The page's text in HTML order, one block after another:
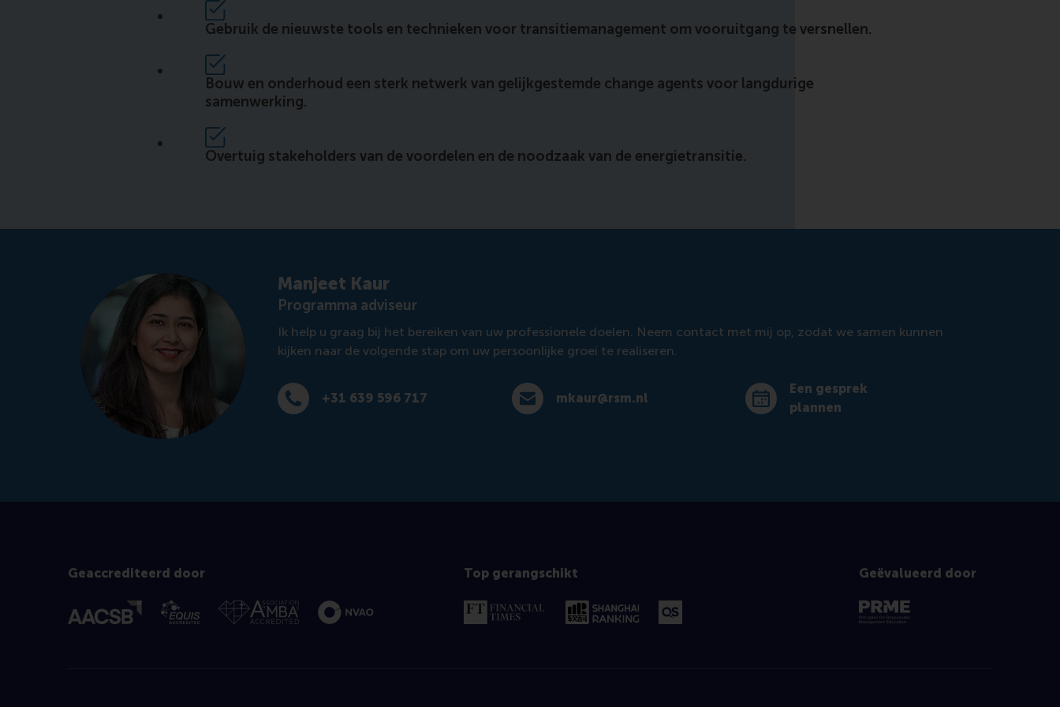
Gebruik de nieuwste tools en technieken voor transitiemanagement om vooruitgang te versnellen.
Bouw en onderhoud een sterk netwerk van gelijkgestemde change agents voor langdurige
samenwerking.
Overtuig stakeholders van de voordelen en de noodzaak van de energietransitie.
Manjeet Kaur
Programma adviseur
Ik help u graag bij het bereiken van uw professionele doelen. Neem contact met mij op, zodat we samen kunnen
kijken naar de volgende stap om uw persoonlijke groei te realiseren.
Bel +31 639 596 717
+31 639 596 717
E-mail mkaur@rsm.nl
mkaur@rsm.nl
Maak een afspraak
Een gesprek
plannen
Geaccrediteerd door Top gerangschikt Geëvalueerd door